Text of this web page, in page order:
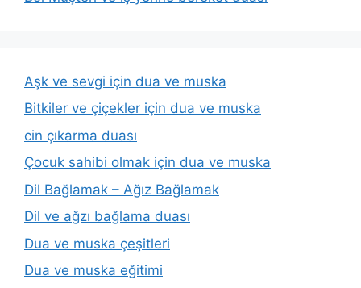
Aşk ve sevgi için dua ve muska
Bitkiler ve çiçekler için dua ve muska
cin çıkarma duası
Çocuk sahibi olmak için dua ve muska
Dil Bağlamak – Ağız Bağlamak
Dil ve ağzı bağlama duası
Dua ve muska çeşitleri
Dua ve muska eğitimi